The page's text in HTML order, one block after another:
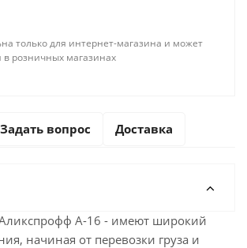
только для интернет-магазина и может
в розничных магазинах
Задать вопрос Доставка
А-16 - имеют широкий
начиная от перевозки груза и